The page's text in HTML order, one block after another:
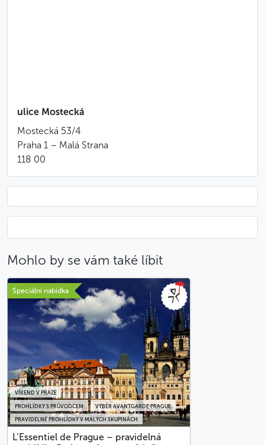
Na začátku projížďky proběhne stručná instruktáž,
během níž se naučíte segway ovládat
Před odjezdem dostanete k podpisu prohlášení,
že za případné nehody či škody způsobené
Používání segwaye je zakázáno těhotným ženám,
a osobám v podnapilém stavu nebo pod vlivem
Pokud vám nevyhovuje pravidelný čas odjezdu,
můžete si soukromě rezervovat individuální
projížďku na čas podle vlastní volby. V případě
soukromé projížďky pro vás umíme zajistit
průvodce ve všech sedmi jazycích našeho webu
(CS, EN, DE, IT, ES, FR, PT). Neváhejte nás
kontaktovat!
Zvláštní storno podmínky
Storno více než 72 hodin před realizací: neúčtují
se žádné stornovací poplatky
Storno méně než 72 hodin: bude účtována plná
cena
Kvůli mírnému dešti není možné prohlídku
stornovat ani požadovat vrácení peněz
ulice Mostecká
Mostecká 53/4
Praha 1 – Malá Strana
118 00
Mohlo by se vám také líbit
Speciální nabídka
PRAVIDELNÉ PROHLÍDKY V MALÝCH SKUPINÁCH
PROHLÍDKY S PRŮVODCEM VÝBĚR AVANTGARDE PRAGUE
VÍKEND V PRAZE
L’Essentiel de Prague – pravidelná